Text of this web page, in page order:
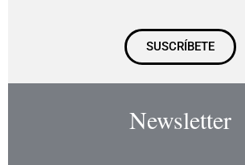
SUSCRÍBETE
Newsletter